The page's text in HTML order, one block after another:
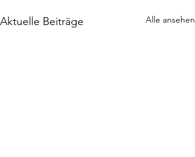
Aktuelle Beiträge Alle ansehen